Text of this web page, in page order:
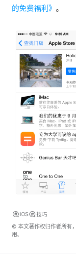
的免费福利》 。
iOS
技巧
© 本文著作权归作者所有
用。